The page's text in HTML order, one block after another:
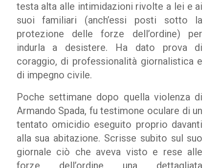
testa alta alle intimidazioni rivolte a lei e ai
suoi familiari (anch’essi posti sotto la
protezione delle forze dell’ordine) per
indurla a desistere. Ha dato prova di
coraggio, di professionalità giornalistica e
di impegno civile.
Poche settimane dopo quella violenza di
Armando Spada, fu testimone oculare di un
tentato omicidio eseguito proprio davanti
alla sua abitazione. Scrisse subito sul suo
giornale ciò che aveva visto e rese alle
forze dell’ordine una dettagliata